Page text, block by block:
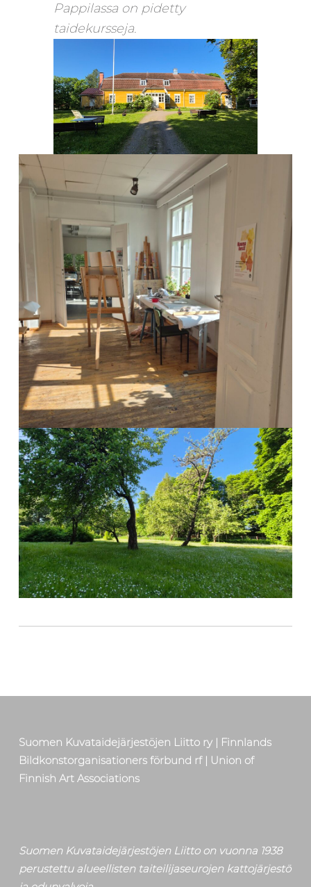
Pappilassa on pidetty
taidekursseja.
Skip back to main navigation
Suomen Kuvataidejärjestöjen Liitto ry | Finnlands
Bildkonstorganisationers förbund rf | Union of
Finnish Art Associations
Suomen Kuvataidejärjestöjen Liitto on vuonna 1938
perustettu alueellisten taiteilijaseurojen kattojärjestö